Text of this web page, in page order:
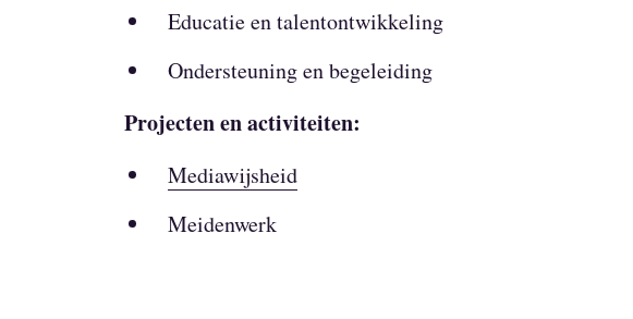
Educatie en talentontwikkeling
Ondersteuning en begeleiding
Projecten en activiteiten:
Mediawijsheid
Meidenwerk